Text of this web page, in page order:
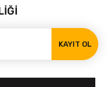
KAYIT OL